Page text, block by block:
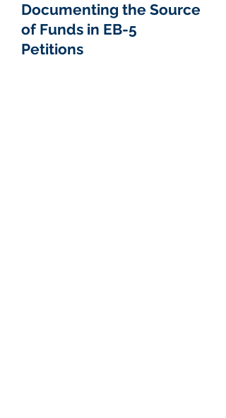
Documenting the Source
of Funds in EB-5
Petitions